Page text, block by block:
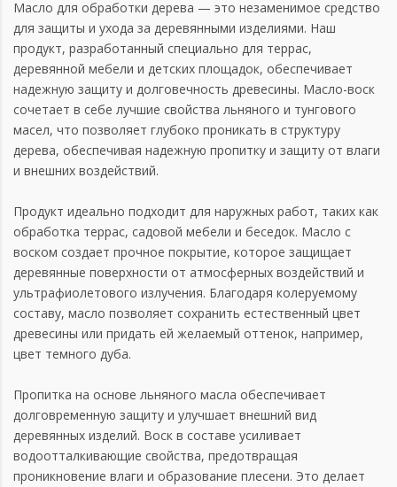
Масло для обработки дерева — это незаменимое средство
для защиты и ухода за деревянными изделиями. Наш
продукт, разработанный специально для террас,
деревянной мебели и детских площадок, обеспечивает
надежную защиту и долговечность древесины. Масло-воск
сочетает в себе лучшие свойства льняного и тунгового
масел, что позволяет глубоко проникать в структуру
дерева, обеспечивая надежную пропитку и защиту от влаги
и внешних воздействий.
Продукт идеально подходит для наружных работ, таких как
обработка террас, садовой мебели и беседок. Масло с
воском создает прочное покрытие, которое защищает
деревянные поверхности от атмосферных воздействий и
ультрафиолетового излучения. Благодаря колеруемому
составу, масло позволяет сохранить естественный цвет
древесины или придать ей желаемый оттенок, например,
цвет темного дуба.
Пропитка на основе льняного масла обеспечивает
долговременную защиту и улучшает внешний вид
деревянных изделий. Воск в составе усиливает
водоотталкивающие свойства, предотвращая
проникновение влаги и образование плесени. Это делает